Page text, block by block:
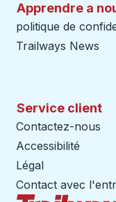
Apprendre a
politique de
Trailways News
Service client
Contactez-nous
Accessibilité
Légal
Contact avec